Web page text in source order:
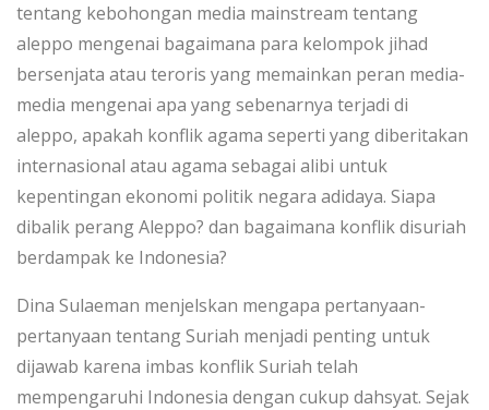
tentang kebohongan media mainstream tentang
aleppo mengenai bagaimana para kelompok jihad
bersenjata atau teroris yang memainkan peran media-
media mengenai apa yang sebenarnya terjadi di
aleppo, apakah konflik agama seperti yang diberitakan
internasional atau agama sebagai alibi untuk
kepentingan ekonomi politik negara adidaya. Siapa
dibalik perang Aleppo? dan bagaimana konflik disuriah
berdampak ke Indonesia?
Dina Sulaeman menjelskan mengapa pertanyaan-
pertanyaan tentang Suriah menjadi penting untuk
dijawab karena imbas konflik Suriah telah
mempengaruhi Indonesia dengan cukup dahsyat. Sejak